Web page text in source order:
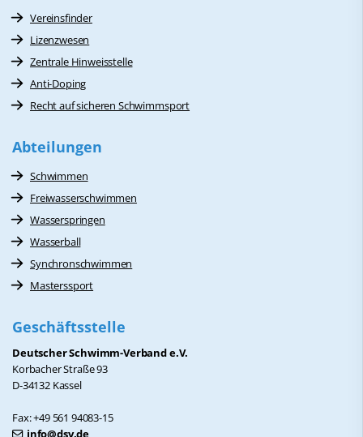
Vereinsfinder
Lizenzwesen
Zentrale Hinweisstelle
Anti-Doping
Recht auf sicheren Schwimmsport
Abteilungen
Schwimmen
Freiwasserschwimmen
Wasserspringen
Wasserball
Synchronschwimmen
Masterssport
Geschäftsstelle
Deutscher Schwimm-Verband e.V.
Korbacher Straße 93
D-34132 Kassel
Fax: +49 561 94083-15
info@dsv.de